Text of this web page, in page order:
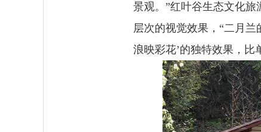
景观。”红叶谷生态文化
层次的视觉效果，“二月
浪映彩花’的独特效果，比